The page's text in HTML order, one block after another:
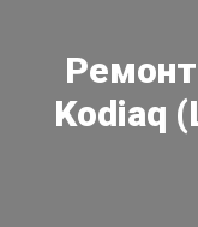
Kodiaq